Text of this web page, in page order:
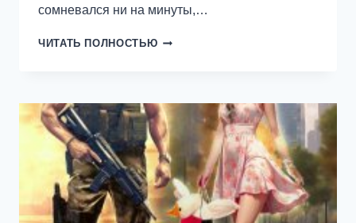
сомневался ни на минуты,…
ЧИТАТЬ ПОЛНОСТЬЮ ДОМИК